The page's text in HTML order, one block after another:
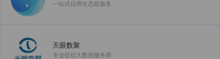
一站式信用生态链服务
天眼数聚
专业征信大数据服务商